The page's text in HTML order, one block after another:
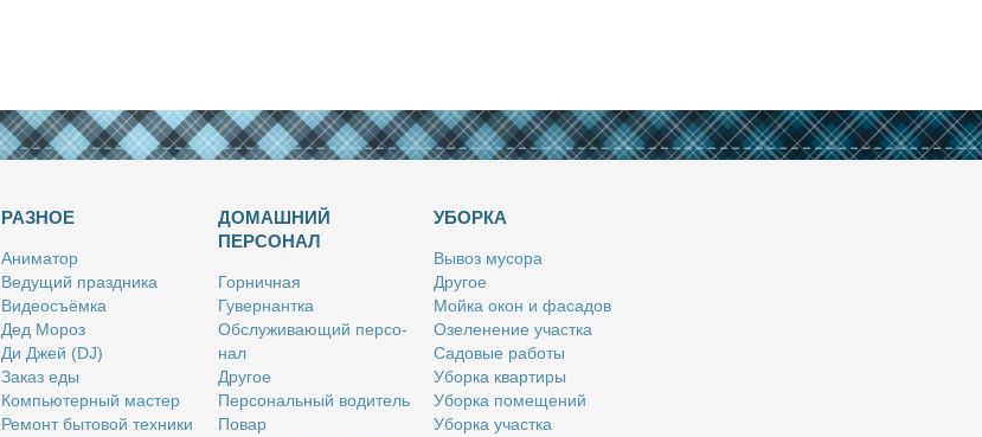
РАЗНОЕ
Ани­ма­тор
Ве­ду­щий празд­ни­ка
Ви­део­съём­ка
Дед Мо­роз
Ди Джей (DJ)
За­каз еды
Ком­пью­тер­ный ма­стер
Ре­монт бы­то­вой тех­ни­ки
ДОМАШНИЙ
ПЕРСОНАЛ
Гор­нич­ная
Гу­вер­нант­ка
Об­слу­жи­ва­ю­щий пер­со­
нал
Дру­гое
Пер­со­наль­ный во­ди­тель
По­вар
УБОРКА
Вы­воз му­со­ра
Дру­гое
Мой­ка окон и фа­са­дов
Озе­ле­не­ние участ­ка
Са­до­вые ра­бо­ты
Убор­ка квар­ти­ры
Убор­ка по­ме­ще­ний
Убор­ка участ­ка